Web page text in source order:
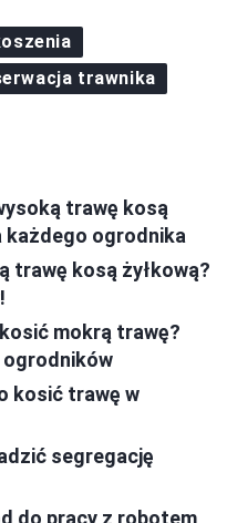
trawnika
trawę kosą
każdego ogrodnika
trawę kosą żyłkową?
mokrą trawę?
kosić trawę w
segregację
do pracy z robotem